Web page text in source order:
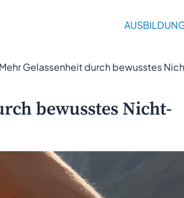
Mehr Gelassenheit durch bewusstes
bewusstes Nicht-